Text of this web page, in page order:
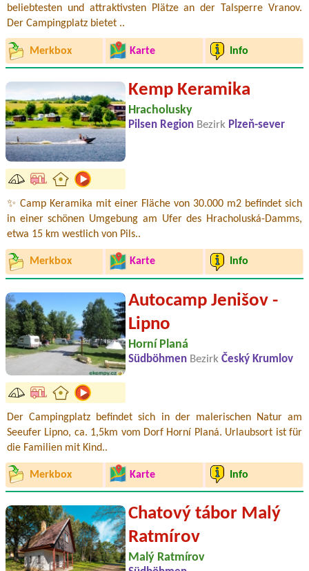
beliebtesten und attraktivsten Plätze an der Talsperre Vranov.
Der Campingplatz bietet ..
Merkbox Karte Info
Kemp Keramika
Hracholusky
Pilsen Region Bezirk Plzeň-sever
✨ Camp Keramika mit einer Fläche von 30.000 m2 befindet sich
in einer schönen Umgebung am Ufer des Hracholuská-Damms,
etwa 15 km westlich von Pils..
Merkbox Karte Info
Autocamp Jenišov -
Lipno
Horní Planá
Südböhmen Bezirk Český Krumlov
Der Campingplatz befindet sich in der malerischen Natur am
Seeufer Lipno, ca. 1,5km vom Dorf Horní Planá. Urlaubsort ist für
die Familien mit Kind..
Merkbox Karte Info
Chatový tábor Malý
Ratmírov
Malý Ratmírov